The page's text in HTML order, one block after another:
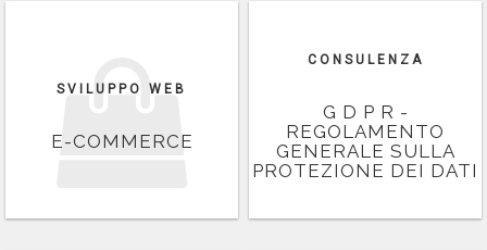
SVILUPPO WEB
E-COMMERCE
CONSULENZA
G D P R -
REGOLAMENTO
GENERALE SULLA
PROTEZIONE DEI DATI